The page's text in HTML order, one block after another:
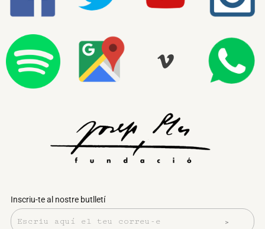
Inscriu-te al nostre butlletí